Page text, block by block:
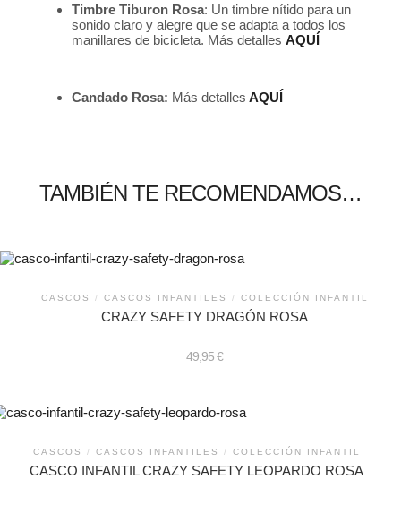
Timbre Tiburon Rosa: Un timbre nítido para un
sonido claro y alegre que se adapta a todos los
manillares de bicicleta. Más detalles AQUÍ
Candado Rosa: Más detalles AQUÍ
TAMBIÉN TE RECOMENDAMOS…
CASCOS / CASCOS INFANTILES / COLECCIÓN INFANTIL
CRAZY SAFETY DRAGÓN ROSA
49,95€
CASCOS / CASCOS INFANTILES / COLECCIÓN INFANTIL
CASCO INFANTIL CRAZY SAFETY LEOPARDO ROSA